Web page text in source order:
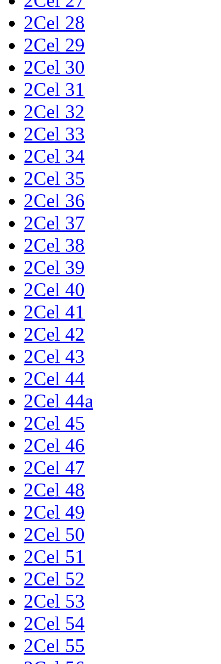
2Cel 28
2Cel 29
2Cel 30
2Cel 31
2Cel 32
2Cel 33
2Cel 34
2Cel 35
2Cel 36
2Cel 37
2Cel 38
2Cel 39
2Cel 40
2Cel 41
2Cel 42
2Cel 43
2Cel 44
2Cel 44a
2Cel 45
2Cel 46
2Cel 47
2Cel 48
2Cel 49
2Cel 50
2Cel 51
2Cel 52
2Cel 53
2Cel 54
2Cel 55